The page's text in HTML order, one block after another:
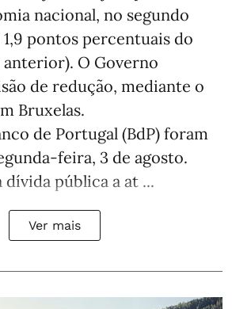
nacional, no segundo
pontos percentuais do
O Governo
de redução, mediante o
Bruxelas.
de Portugal (BdP) foram
feira, 3 de agosto.
dívida pública a at ...
Ver mais